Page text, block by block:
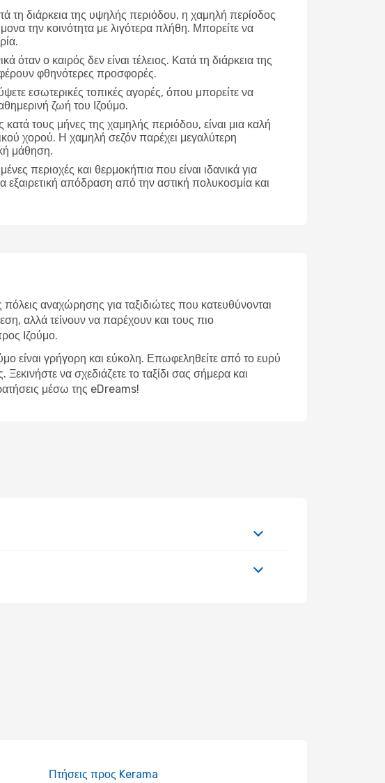
τη διάρκεια της υψηλής περιόδου, η χαμηλή περίοδος
την κοινότητα με λιγότερα πλήθη. Μπορείτε να
όταν ο καιρός δεν είναι τέλειος. Κατά τη διάρκεια της
φθηνότερες προσφορές.
εσωτερικές τοπικές αγορές, όπου μπορείτε να
ζωή του Ιζούμο.
κατά τους μήνες της χαμηλής περιόδου, είναι μια καλή
χορού. Η χαμηλή σεζόν παρέχει μεγαλύτερη
μάθηση.
περιοχές και θερμοκήπια που είναι ιδανικά για
εξαιρετική απόδραση από την αστική πολυκοσμία και
αναχώρησης για ταξιδιώτες που κατευθύνονται
αλλά τείνουν να παρέχουν και τους πιο
Ιζούμο.
είναι γρήγορη και εύκολη. Επωφεληθείτε από το ευρύ
να σχεδιάζετε το ταξίδι σας σήμερα και
μέσω της eDreams!
Πτήσεις προς Kerama